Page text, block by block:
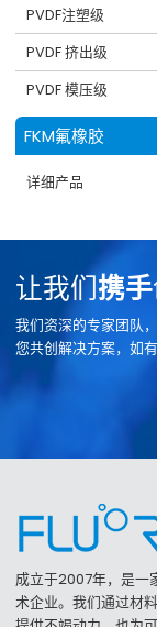
PVDF注塑级
PVDF 挤出级
PVDF 模压级
FKM氟橡胶
详细产品
让我们携手
我们资深的专家团队
您共创解决方案，如
成立于2007年，是一
术企业。我们通过材